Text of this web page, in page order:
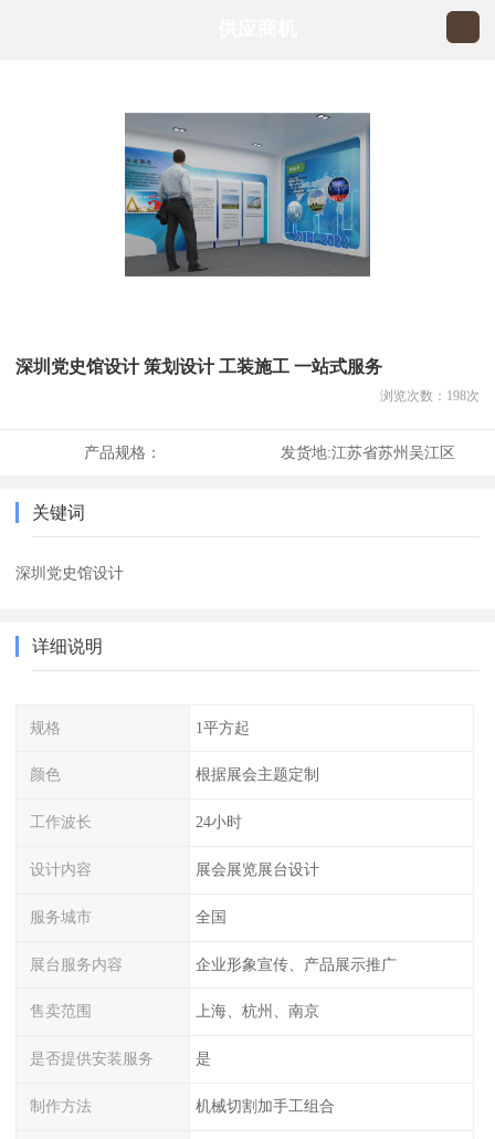
深圳党史馆设计 策划设计 工装施工 一站式服务
浏览次数： 198次
产品规格： 发货地:江苏省苏州吴江区
关键词
深圳党史馆设计
详细说明
规格 1平方起
颜色 根据展会主题定制
工作波长 24小时
设计内容 展会展览展台设计
服务城市 全国
展台服务内容 企业形象宣传、产品展示推广
售卖范围 上海、杭州、南京
是否提供安装服务 是
制作方法 机械切割加手工组合